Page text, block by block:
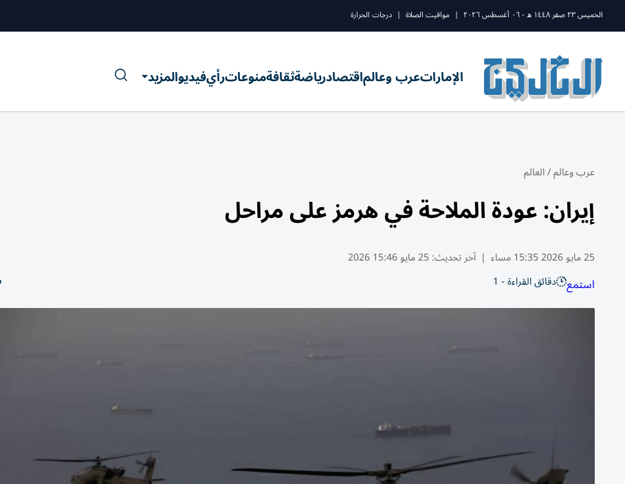
الخميس ٢٣ صفر ١٤٤٨ ه - ٠٦ أغسطس ٢٠٢٦ | مواقيت الصلاة | درجات الحرارة
الإماراتعرب وعالماقتصادرياضةثقافةمنوعاترأيفيديوالمزيد
عرب وعالم/العالم
إيران: عودة الملاحة في هرمز على مراحل
25 مايو 2026 15:35 مساء | آخر تحديث:25 مايو 15:46 2026
استمع دقائق القراءة - 1